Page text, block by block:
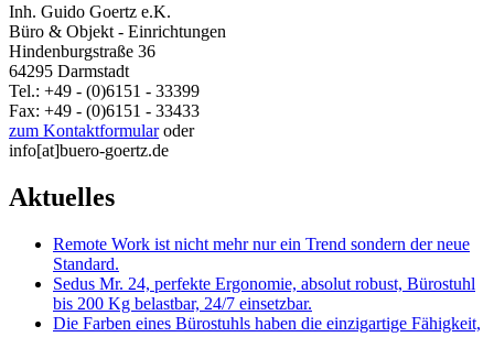
Inh. Guido Goertz e.K.
Büro & Objekt - Einrichtungen
Hindenburgstraße 36
64295 Darmstadt
Tel.: +49 - (0)6151 - 33399
Fax: +49 - (0)6151 - 33433
zum Kontaktformularoder
info[at]buero-goertz.de
Aktuelles
Remote Work ist nicht mehr nur ein Trend sondern der neue
Standard.
Sedus Mr. 24, perfekte Ergonomie, absolut robust, Bürostuhl
bis 200 Kg belastbar, 24/7 einsetzbar.
Die Farben eines Bürostuhls haben die einzigartige Fähigkeit,